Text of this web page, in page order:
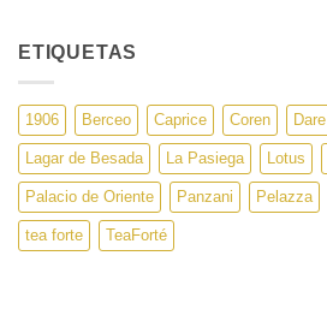
con
parmesano
ETIQUETAS
1906 Berceo Caprice Coren Dare
Lagar de Besada La Pasiega Lotus
Palacio de Oriente Panzani Pelazza
tea forte TeaForté